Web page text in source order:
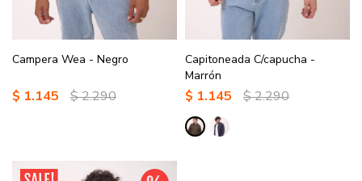
Campera Wea - Negro
$ 1.145 $2.290
Capitoneada C/capucha -
Marrón
$ 1.145 $2.290